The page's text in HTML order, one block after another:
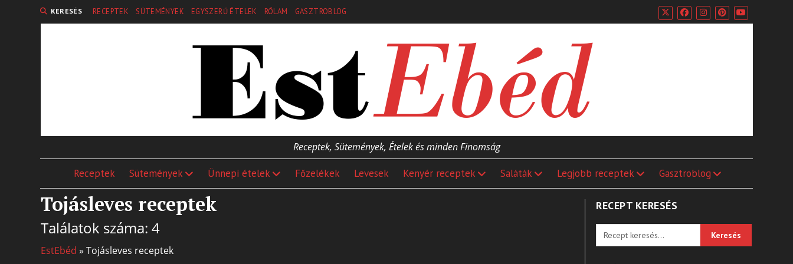
KERESÉS RECEPTEK SÜTEMÉNYEK EGYSZERŰ ÉTELEK RÓLAM GASZTROBLOG
Receptek, Sütemények, Ételek és minden Finomság
Receptek Sütemények Ünnepi ételek Főzelékek Levesek Kenyér receptek Saláták Legjobb receptek Gasztroblog
Tojásleves receptek
Találatok száma: 4
EstEbéd » Tojásleves receptek
RECEPT KERESÉS